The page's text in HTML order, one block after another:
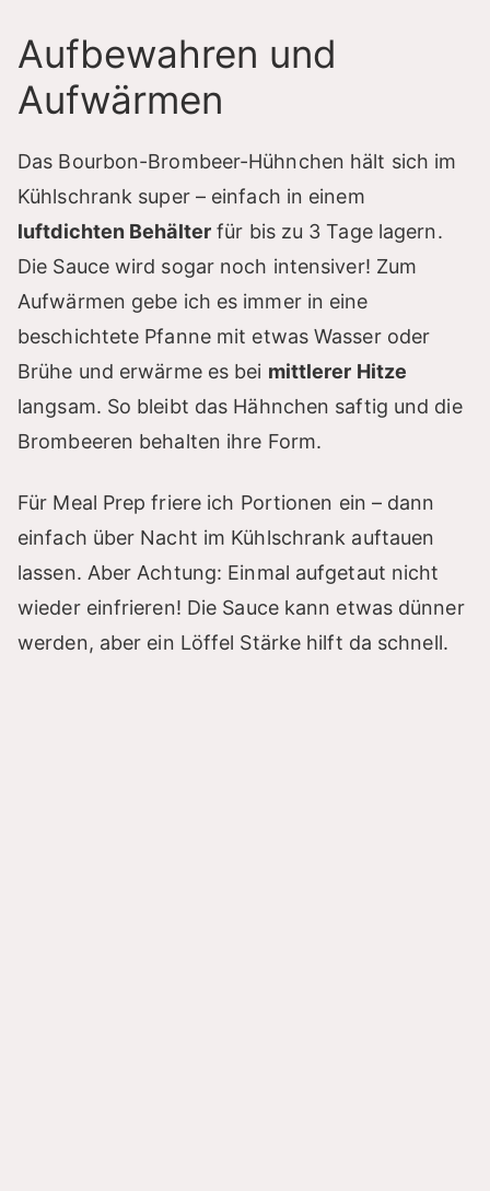
Aufbewahren und
Aufwärmen
Das Bourbon-Brombeer-Hühnchen hält sich im
Kühlschrank super – einfach in einem
luftdichten Behälter für bis zu 3 Tage lagern.
Die Sauce wird sogar noch intensiver! Zum
Aufwärmen gebe ich es immer in eine
beschichtete Pfanne mit etwas Wasser oder
Brühe und erwärme es bei mittlerer Hitze
langsam. So bleibt das Hähnchen saftig und die
Brombeeren behalten ihre Form.
Für Meal Prep friere ich Portionen ein – dann
einfach über Nacht im Kühlschrank auftauen
lassen. Aber Achtung: Einmal aufgetaut nicht
wieder einfrieren! Die Sauce kann etwas dünner
werden, aber ein Löffel Stärke hilft da schnell.